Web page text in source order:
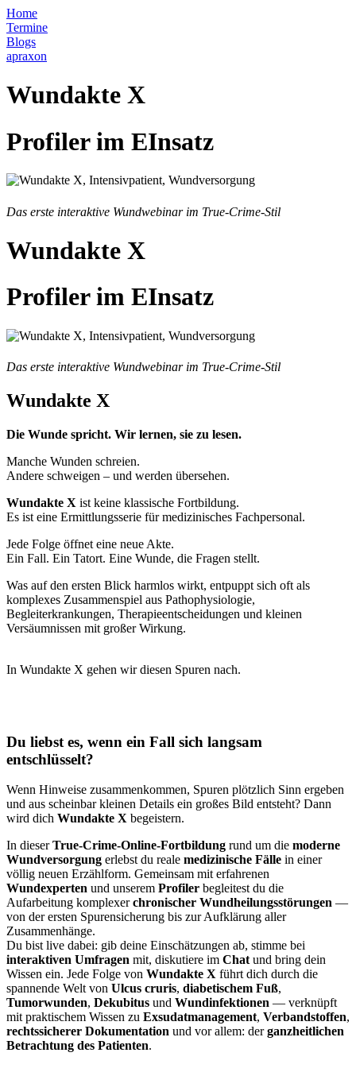
Home
Termine
Blogs
apraxon
Wundakte X
Profiler im EInsatz
Das erste interaktive Wundwebinar im True-Crime-Stil
Wundakte X
Profiler im EInsatz
Das erste interaktive Wundwebinar im True-Crime-Stil
Wundakte X
Die Wunde spricht. Wir lernen, sie zu lesen.
Manche Wunden schreien.
Andere schweigen – und werden übersehen.
Wundakte X ist keine klassische Fortbildung.
Es ist eine Ermittlungsserie für medizinisches Fachpersonal.
Jede Folge öffnet eine neue Akte.
Ein Fall. Ein Tatort. Eine Wunde, die Fragen stellt.
Was auf den ersten Blick harmlos wirkt, entpuppt sich oft als
komplexes Zusammenspiel aus Pathophysiologie,
Begleiterkrankungen, Therapieentscheidungen und kleinen
Versäumnissen mit großer Wirkung.
In Wundakte X gehen wir diesen Spuren nach.
Du liebst es, wenn ein Fall sich langsam
entschlüsselt?
Wenn Hinweise zusammenkommen, Spuren plötzlich Sinn ergeben
und aus scheinbar kleinen Details ein großes Bild entsteht? Dann
wird dich Wundakte X begeistern.
In dieserTrue-Crime-Online-Fortbildung rund um die moderne
Wundversorgung erlebst du reale medizinische Fälle in einer
völlig neuen Erzählform. Gemeinsam mit erfahrenen
Wundexperten und unserem Profiler begleitest du die
Aufarbeitung komplexerchronischer Wundheilungsstörungen —
von der ersten Spurensicherung bis zur Aufklärung aller
Zusammenhänge.
Du bist live dabei: gib deine Einschätzungen ab, stimme bei
interaktiven Umfragen mit, diskutiere im Chatund bring dein
Wissen ein. Jede Folge von Wundakte X führt dich durch die
spannende Welt von Ulcus cruris, diabetischem Fuß,
Tumorwunden, Dekubitus und Wundinfektionen — verknüpft
mit praktischem Wissen zu Exsudatmanagement, Verbandstoffen,
rechtssicherer Dokumentation und vor allem: derganzheitlichen
Betrachtung des Patienten.